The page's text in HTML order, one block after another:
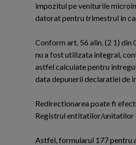
impozitul pe veniturile
datorat pentru trimestrul in
Conform art. 56 alin. (2 1) din
nu a fost utilizata integral,
astfel calculate pentru
data depunerii declaratiei de
Redirectionarea poate fi
Registrul entitatilor/unitatilor
Astfel, formularul 177 pentru